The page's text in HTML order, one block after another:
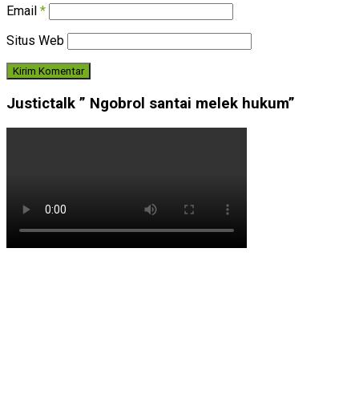
Email *
Situs Web
Justictalk ” Ngobrol santai melek hukum”